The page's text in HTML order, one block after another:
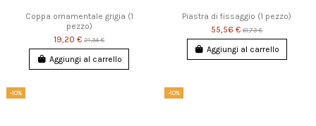
Coppa ornamentale grigia (1
pezzo)
19,20 €21,34 €
Aggiungi al carrello
Piastra di fissaggio (1 pezzo)
55,56 €61,73 €
Aggiungi al carrello
-10% -10%